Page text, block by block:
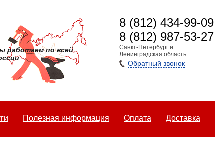
работаем по всей
8 (812) 434-99-09
8 (812) 987-53-27
Санкт-Петербург и
Ленинградская область
Обратный звонок
Полезная информация Оплата Доставка